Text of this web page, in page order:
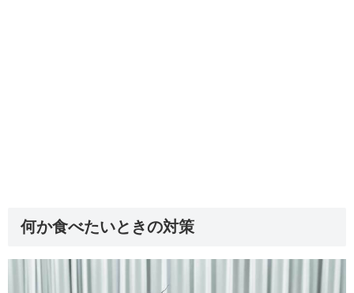
何か食べたいときの対策